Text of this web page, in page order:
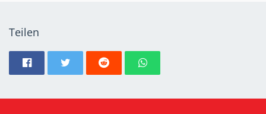
Teilen